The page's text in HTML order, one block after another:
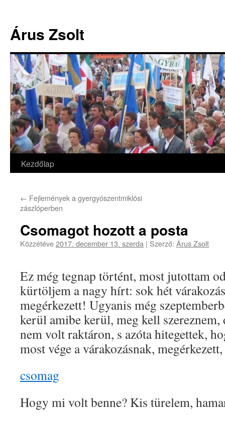
Árus Zsolt
Kilépés
tartalomba
Kezdőlap
← Fejlemények a gyergyószentmiklósi
zászlóperben
Csomagot hozott a posta
Közzétéve2017. december 13. szerda | Szerző: Árus Zsolt
Ez még tegnap történt, most jutottam
kürtöljem a nagy hírt: sok hét
megérkezett! Ugyanis még
kerül amibe kerül, meg kell szereznem,
nem volt raktáron, s azóta hitegettek,
most vége a várakozásnak,
csomag
Hogy mi volt benne? Kis türelem,